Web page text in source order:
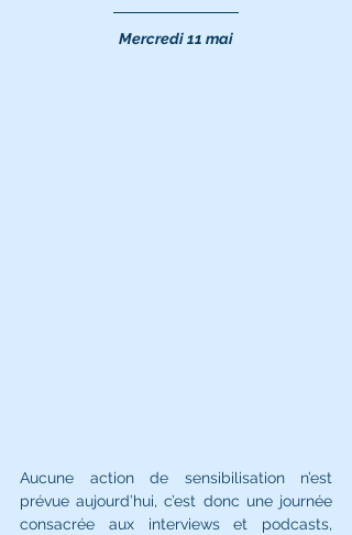
Mercredi 11 mai
Aucune action de sensibilisation n’est
prévue aujourd’hui, c’est donc une journée
consacrée aux interviews et podcasts,